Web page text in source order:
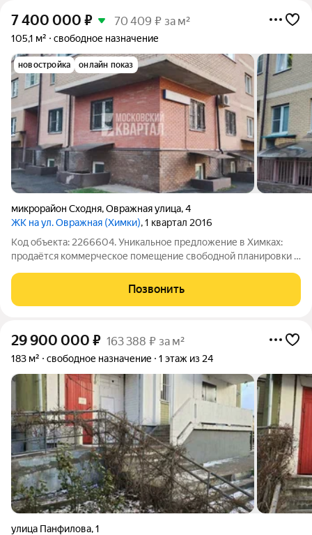
7 400 000 ₽ 70 409 ₽ за м²
105,1 м² свободное назначение
новостройка онлайн показ
микрорайон Сходня,Овражная улица,4
ЖК на ул. Овражная (Химки), 1 квартал 2016
Код объекта: 2266604. Уникальное предложение в Химках:
продаётся коммерческое помещение свободной планировки в
площадь составляет 105,1 кв. м, помещение расположено на
цокольном этаже здания и
Позвонить
29 900 000 ₽ 163 388 ₽ за м²
183 м² свободное назначение 1 этаж из 24
улица Панфилова,1